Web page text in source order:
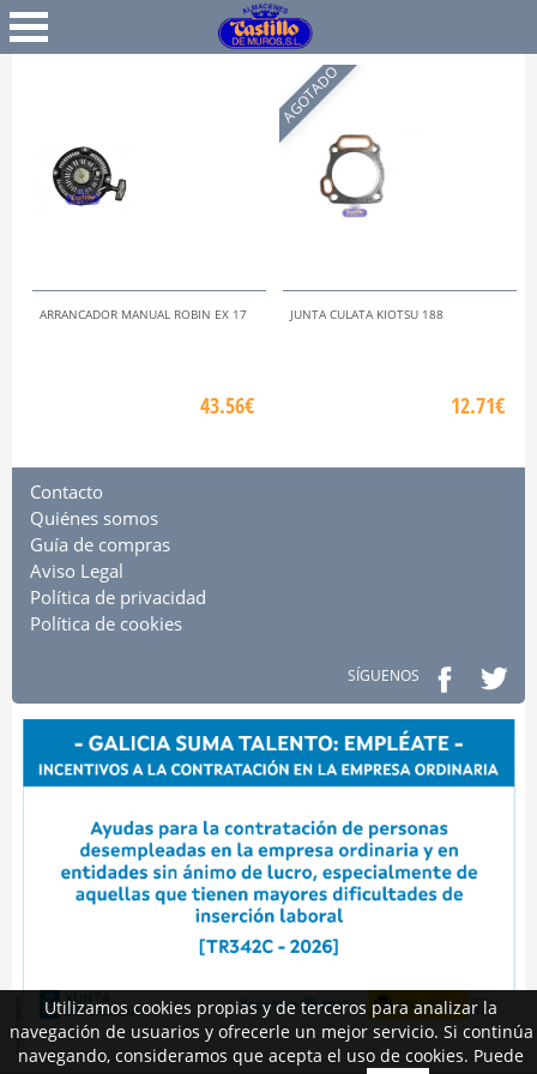
Favoritos
ARRANCADOR MANUAL ROBIN EX 17
43.56€
AGOTADO
JUNTA CULATA KIOTSU 188
12.71€
Contacto
Quiénes somos
Guía de compras
Aviso Legal
Política de privacidad
Política de cookies
SÍGUENOS
Utilizamos cookies propias y de terceros para analizar la
navegación de usuarios y ofrecerle un mejor servicio. Si continúa
navegando, consideramos que acepta el uso de cookies. Puede